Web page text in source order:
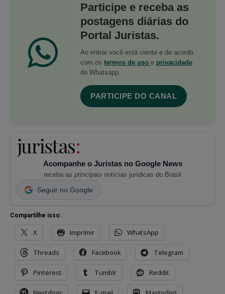
Participe e receba as
postagens diárias do
Portal Juristas.
Ao entrar você está ciente e de acordo
com os termos de uso e privacidade
do Whatsapp.
PARTICIPE DO CANAL
Acompanhe o Juristas no Google News
receba as principais notícias jurídicas do Brasil
Seguir no Google
Compartilhe isso:
X Imprimir WhatsApp
Threads Facebook Telegram
Pinterest Tumblr Reddit